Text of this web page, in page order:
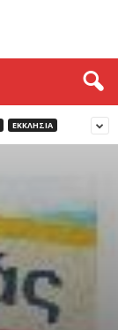
ΕΚΚΛΗΣΙΑ